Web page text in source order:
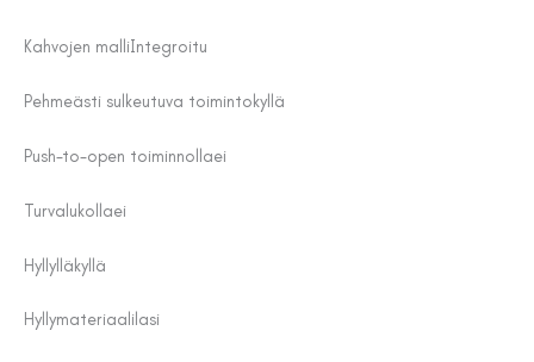
Kahvojen malliIntegroitu
Pehmeästi sulkeutuva toimintokyllä
Push-to-open toiminnollaei
Turvalukollaei
Hyllylläkyllä
Hyllymateriaali lasi